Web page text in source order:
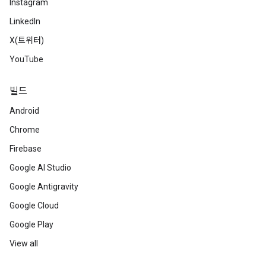
Instagram
LinkedIn
X(트위터)
YouTube
빌드
Android
Chrome
Firebase
Google AI Studio
Google Antigravity
Google Cloud
Google Play
View all